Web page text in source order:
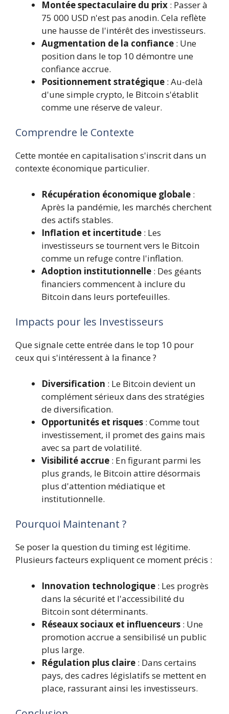
Montée spectaculaire du prix : Passer à
75 000 USD n'est pas anodin. Cela reflète
une hausse de l'intérêt des investisseurs.
Augmentation de la confiance : Une
position dans le top 10 démontre une
confiance accrue.
Positionnement stratégique : Au-delà
d'une simple crypto, le Bitcoin s'établit
comme une réserve de valeur.
Comprendre le Contexte
Cette montée en capitalisation s'inscrit dans un
contexte économique particulier.
Récupération économique globale :
Après la pandémie, les marchés cherchent
des actifs stables.
Inflation et incertitude : Les
investisseurs se tournent vers le Bitcoin
comme un refuge contre l'inflation.
Adoption institutionnelle : Des géants
financiers commencent à inclure du
Bitcoin dans leurs portefeuilles.
Impacts pour les Investisseurs
Que signale cette entrée dans le top 10 pour
ceux qui s'intéressent à la finance ?
Diversification : Le Bitcoin devient un
complément sérieux dans des stratégies
de diversification.
Opportunités et risques : Comme tout
investissement, il promet des gains mais
avec sa part de volatilité.
Visibilité accrue : En figurant parmi les
plus grands, le Bitcoin attire désormais
plus d'attention médiatique et
institutionnelle.
Pourquoi Maintenant ?
Se poser la question du timing est légitime.
Plusieurs facteurs expliquent ce moment précis :
Innovation technologique : Les progrès
dans la sécurité et l'accessibilité du
Bitcoin sont déterminants.
Réseaux sociaux et influenceurs : Une
promotion accrue a sensibilisé un public
plus large.
Régulation plus claire : Dans certains
pays, des cadres législatifs se mettent en
place, rassurant ainsi les investisseurs.